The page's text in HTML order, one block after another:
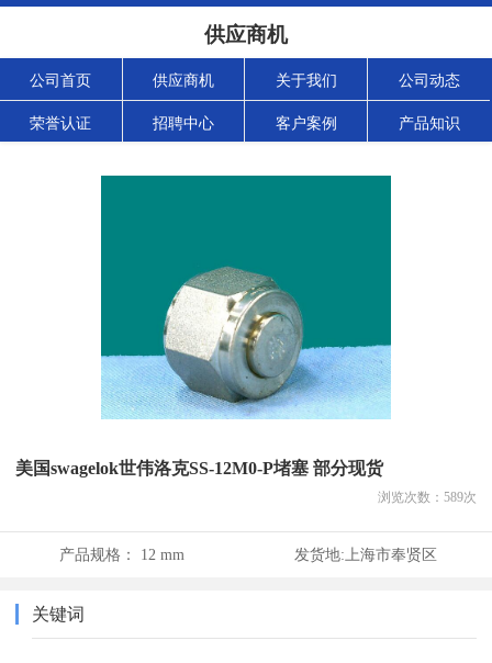
供应商机
公司首页 供应商机 关于我们 公司动态
荣誉认证 招聘中心 客户案例 产品知识
美国swagelok世伟洛克SS-12M0-P堵塞 部分现货
浏览次数： 589次
产品规格： 12 mm 发货地: 上海市奉贤区
关键词